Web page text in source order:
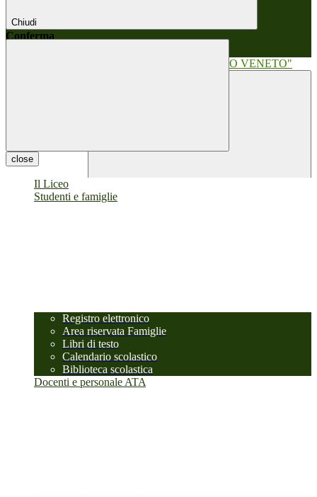
Chiudi
Conferma
close
Il Liceo
Studenti e famiglie
Registro elettronico
Area riservata Famiglie
Libri di testo
Calendario scolastico
Biblioteca scolastica
Docenti e personale ATA